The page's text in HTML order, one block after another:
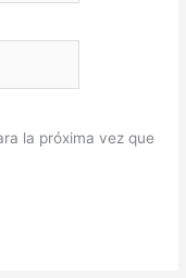
la próxima vez que